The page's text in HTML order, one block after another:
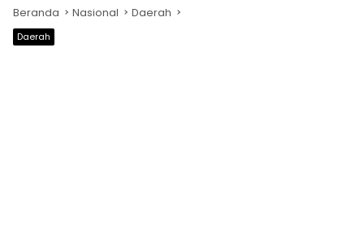
Beranda Nasional Daerah
Daerah